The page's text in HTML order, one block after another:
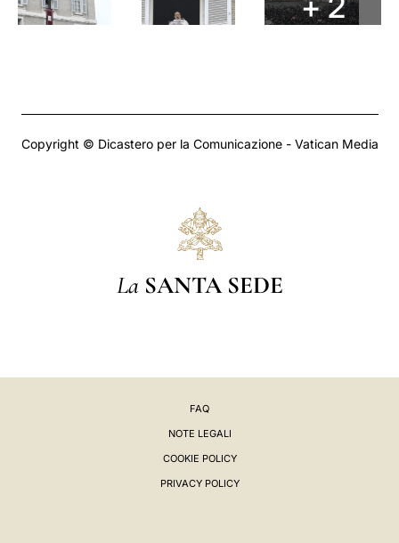
Copyright © Dicastero per la Comunicazione - Vatican Media
La SANTA SEDE
FAQ
NOTE LEGALI
COOKIE POLICY
PRIVACY POLICY